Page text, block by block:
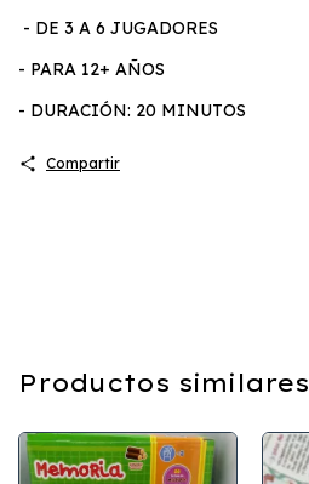
- DE 3 A 6 JUGADORES
- PARA 12+ AÑOS
- DURACIÓN: 20 MINUTOS
Compartir
Productos similares